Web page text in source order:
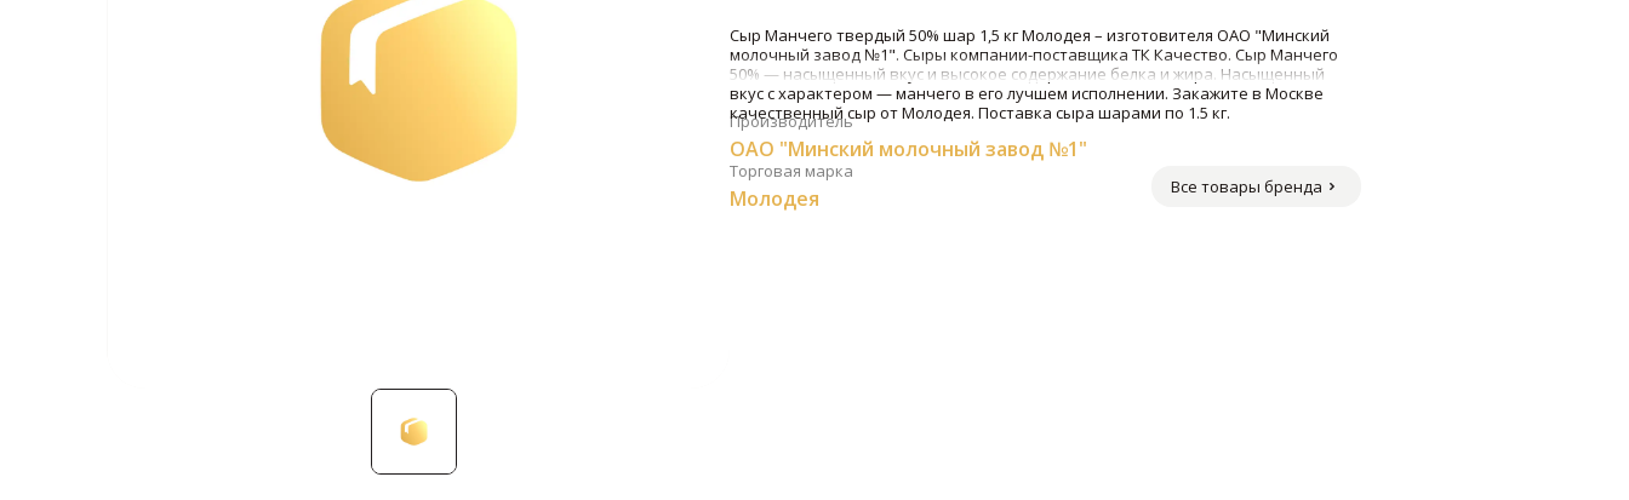
Сыр Манчего твердый 50% шар 1,5 кг Молодея – изготовителя ОАО "Минский
молочный завод №1". Сыры компании-поставщика ТК Качество. Сыр Манчего
50% — насыщенный вкус и высокое содержание белка и жира. Насыщенный
вкус с характером — манчего в его лучшем исполнении. Закажите в Москве
качественный сыр от Молодея. Поставка сыра шарами по 1.5 кг.
Производитель
ОАО "Минский молочный завод №1"
Торговая марка
Молодея Все товары бренда